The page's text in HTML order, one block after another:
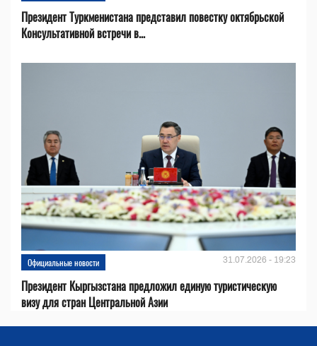
Президент Туркменистана представил повестку октябрьской
Консультативной встречи в...
Официальные новости 31.07.2026 - 19:23
Президент Кыргызстана предложил единую туристическую
визу для стран Центральной Азии